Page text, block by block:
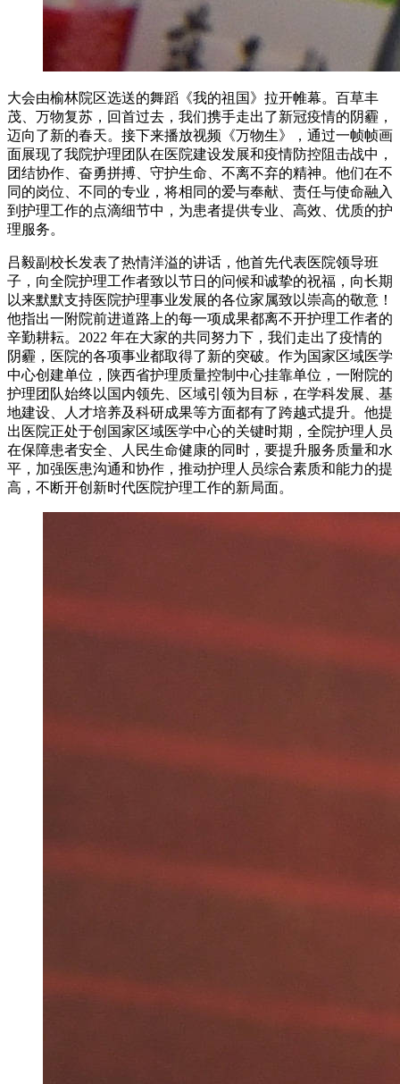
大会由榆林院区选送的舞蹈《我的祖国》拉开帷幕。百草丰
茂、万物复苏，回首过去，我们携手走出了新冠疫情的阴霾，
迈向了新的春天。接下来播放视频《万物生》，通过一帧帧画
面展现了我院护理团队在医院建设发展和疫情防控阻击战中，
团结协作、奋勇拼搏、守护生命、不离不弃的精神。他们在不
同的岗位、不同的专业，将相同的爱与奉献、责任与使命融入
到护理工作的点滴细节中，为患者提供专业、高效、优质的护
理服务。
吕毅副校长发表了热情洋溢的讲话，他首先代表医院领导班
子，向全院护理工作者致以节日的问候和诚挚的祝福，向长期
以来默默支持医院护理事业发展的各位家属致以崇高的敬意！
他指出一附院前进道路上的每一项成果都离不开护理工作者的
辛勤耕耘。2022 年在大家的共同努力下，我们走出了疫情的
阴霾，医院的各项事业都取得了新的突破。作为国家区域医学
中心创建单位，陕西省护理质量控制中心挂靠单位，一附院的
护理团队始终以国内领先、区域引领为目标，在学科发展、基
地建设、人才培养及科研成果等方面都有了跨越式提升。他提
出医院正处于创国家区域医学中心的关键时期，全院护理人员
在保障患者安全、人民生命健康的同时，要提升服务质量和水
平，加强医患沟通和协作，推动护理人员综合素质和能力的提
高，不断开创新时代医院护理工作的新局面。